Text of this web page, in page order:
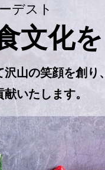
デスト
文化を
山の笑顔を創り、
いたします。